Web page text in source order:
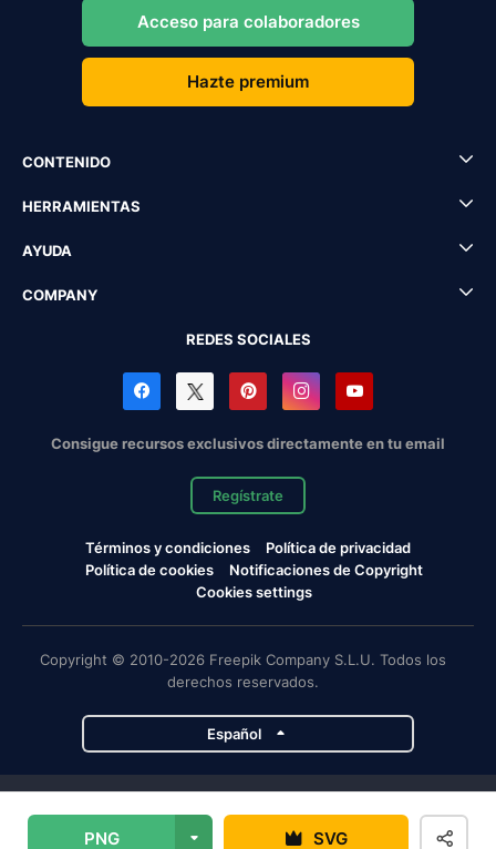
PNG SVG
Acceso para colaboradores
Hazte premium
CONTENIDO
HERRAMIENTAS
AYUDA
COMPANY
REDES SOCIALES
Consigue recursos exclusivos directamente en tu email
Regístrate
Términos y condiciones
Política de privacidad
Política de cookies
Notificaciones de Copyright
Cookies settings
Copyright © 2010-2026 Freepik Company S.L.U. Todos los
derechos reservados.
Español